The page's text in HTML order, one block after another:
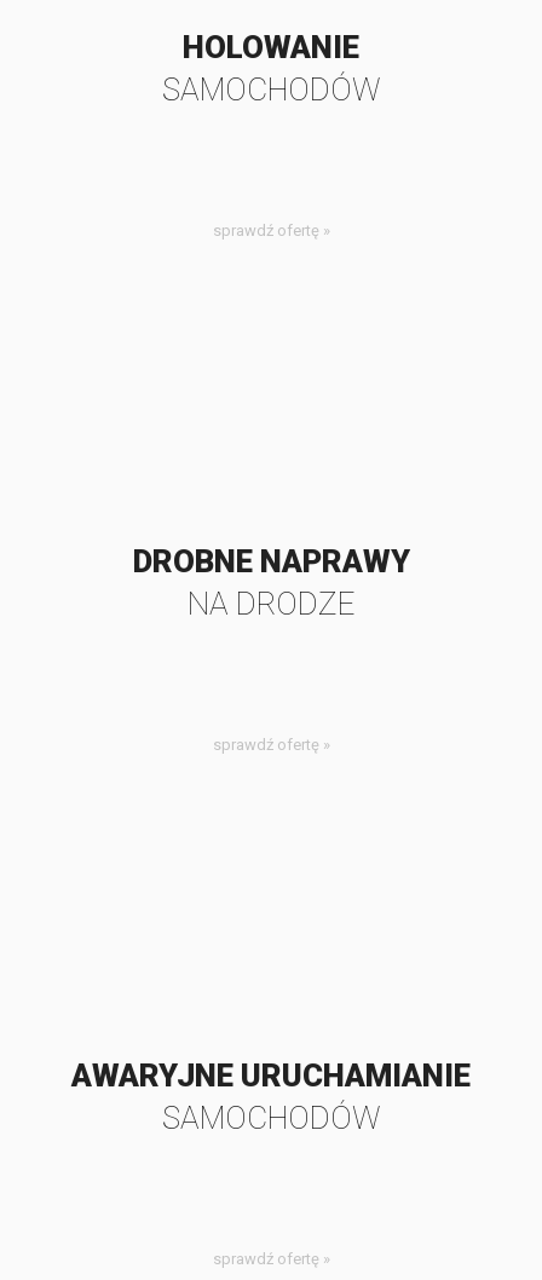
HOLOWANIE
SAMOCHODÓW
sprawdź ofertę »
DROBNE NAPRAWY
NA DRODZE
sprawdź ofertę »
AWARYJNE URUCHAMIANIE
SAMOCHODÓW
sprawdź ofertę »